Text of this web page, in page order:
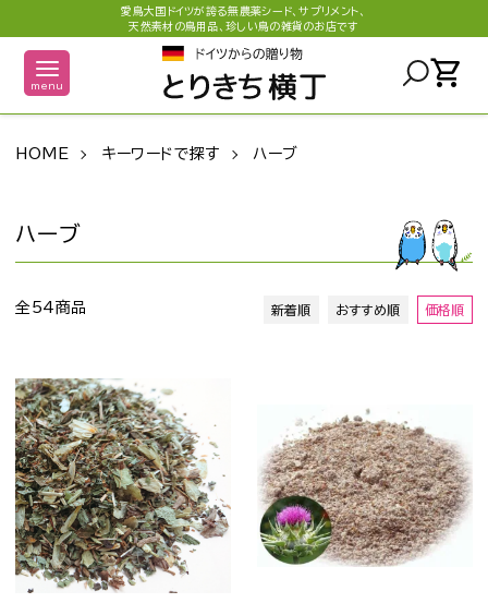
愛鳥大国ドイツが誇る無農薬シード、サプリメント、
天然素材の鳥用品、珍しい鳥の雑貨のお店です
menu shopping_cart
HOME キーワードで探す ハーブ
ハーブ
全54商品 新着順 おすすめ順 価格順